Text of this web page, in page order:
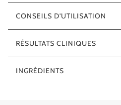
CONSEILS D'UTILISATION
RÉSULTATS CLINIQUES
INGRÉDIENTS